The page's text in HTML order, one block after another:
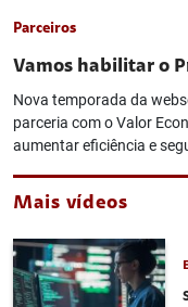
Parceiros
Vamos habilitar o
Nova temporada da
parceria com o Valor
aumentar eficiência e
Mais vídeos